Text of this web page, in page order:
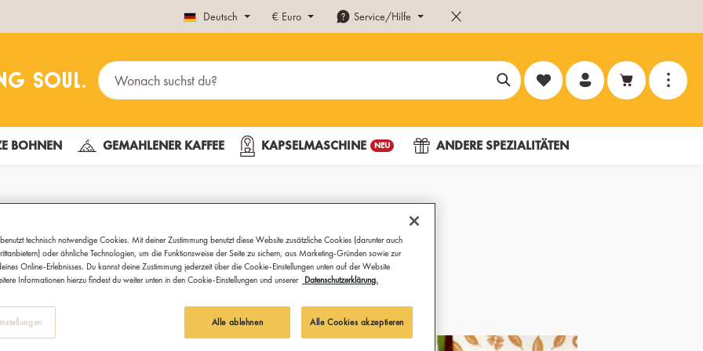
Deutsch € Euro Service/Hilfe
Du hast 0 Produkte auf dem
BOHNEN GEMAHLENER KAFFEE KAPSELMASCHINE NEU ANDERE SPEZIALITÄTEN
Teewissen, Tipp
Tee richtig aufbewahren
Geschätze Lesezeit: 2 Minuten
technisch notwendige Cookies. Mit deiner Zustimmung benutzt diese Website zusätzliche Cookies (darunter auch
oder ähnliche Technologien, um die Funktionsweise der Seite zu sichern, aus Marketing-Gründen sowie zur
Online-Erlebnisses. Du kannst deine Zustimmung jederzeit über die Cookie-Einstellungen unten auf der Website
Informationen hierzu findest du weiter unten in den Cookie-Einstellungen und unserer
Datenschutzerklärung.
Alle ablehnen Alle Cookies akzeptieren